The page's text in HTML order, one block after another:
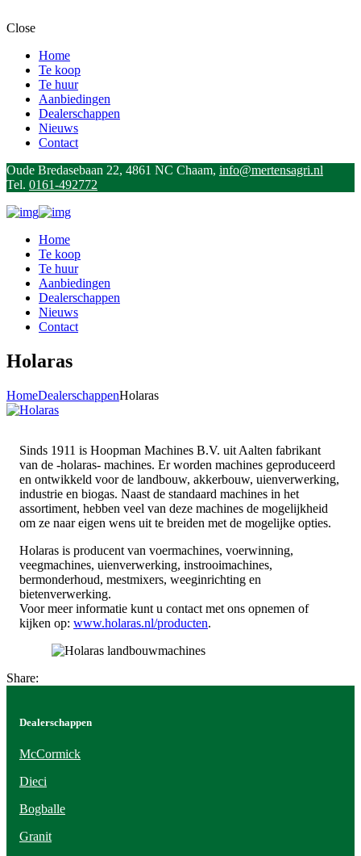
Close
Home
Te koop
Te huur
Aanbiedingen
Dealerschappen
Nieuws
Contact
Oude Bredasebaan 22, 4861 NC Chaam, info@mertensagri.nl
Tel. 0161-492772
Home
Te koop
Te huur
Aanbiedingen
Dealerschappen
Nieuws
Contact
Holaras
HomeDealerschappenHolaras
Sinds 1911 is Hoopman Machines B.V. uit Aalten fabrikant
van de -holaras- machines. Er worden machines geproduceerd
en ontwikkeld voor de landbouw, akkerbouw, uienverwerking,
industrie en biogas. Naast de standaard machines in het
assortiment, hebben veel van deze machines de mogelijkheid
om ze naar eigen wens uit te breiden met de mogelijke opties.
Holaras is producent van voermachines, voerwinning,
veegmachines, uienverwerking, instrooimachines,
bermonderhoud, mestmixers, weeginrichting en
bietenverwerking.
Voor meer informatie kunt u contact met ons opnemen of
kijken op: www.holaras.nl/producten.
Share:
Dealerschappen
McCormick
Dieci
Bogballe
Granit